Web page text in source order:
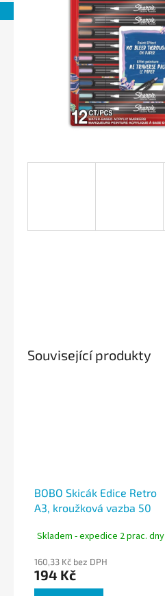
Související produkty
BOBO Skicák Edice Retro
A3, kroužková vazba 50
Skladem - expedice 2 prac. dny
160,33 Kč bez DPH
194 Kč